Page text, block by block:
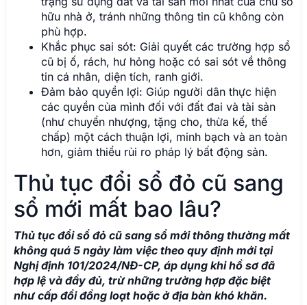
hữu nhà ở, tránh những thông tin cũ không còn
phù hợp.
Khắc phục sai sót: Giải quyết các trường hợp sổ
cũ bị ố, rách, hư hỏng hoặc có sai sót về thông
tin cá nhân, diện tích, ranh giới.
Đảm bảo quyền lợi: Giúp người dân thực hiện
các quyền của mình đối với đất đai và tài sản
(như chuyển nhượng, tặng cho, thừa kế, thế
chấp) một cách thuận lợi, minh bạch và an toàn
hơn, giảm thiểu rủi ro pháp lý bất động sản.
Thủ tục đổi sổ đỏ cũ sang
sổ mới mất bao lâu?
Thủ tục đổi sổ đỏ cũ sang sổ mới thông thường mất
không quá 5 ngày làm việc theo quy định mới tại
Nghị định 101/2024/NĐ-CP, áp dụng khi hồ sơ đã
hợp lệ và đầy đủ, trừ những trường hợp đặc biệt
như cấp đổi đồng loạt hoặc ở địa bàn khó khăn.